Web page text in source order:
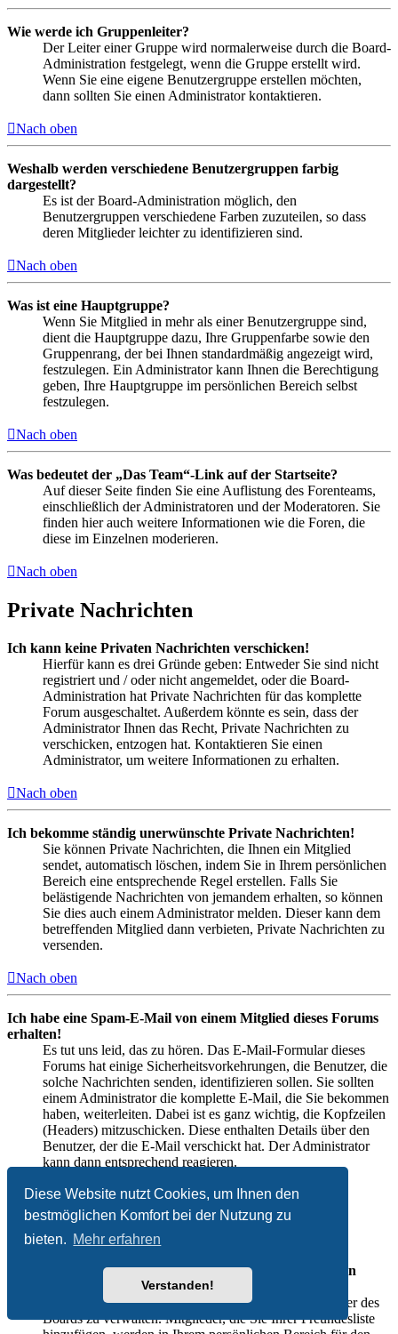
Diese Website nutzt Cookies, um Ihnen den
bestmöglichen Komfort bei der Nutzung zu
bieten. Mehr erfahren
Verstanden!
Wie werde ich Gruppenleiter?
Der Leiter einer Gruppe wird normalerweise durch die Board-
Administration festgelegt, wenn die Gruppe erstellt wird.
Wenn Sie eine eigene Benutzergruppe erstellen möchten,
dann sollten Sie einen Administrator kontaktieren.
Nach oben
Weshalb werden verschiedene Benutzergruppen farbig
dargestellt?
Es ist der Board-Administration möglich, den
Benutzergruppen verschiedene Farben zuzuteilen, so dass
deren Mitglieder leichter zu identifizieren sind.
Nach oben
Was ist eine Hauptgruppe?
Wenn Sie Mitglied in mehr als einer Benutzergruppe sind,
dient die Hauptgruppe dazu, Ihre Gruppenfarbe sowie den
Gruppenrang, der bei Ihnen standardmäßig angezeigt wird,
festzulegen. Ein Administrator kann Ihnen die Berechtigung
geben, Ihre Hauptgruppe im persönlichen Bereich selbst
festzulegen.
Nach oben
Was bedeutet der „Das Team“-Link auf der Startseite?
Auf dieser Seite finden Sie eine Auflistung des Forenteams,
einschließlich der Administratoren und der Moderatoren. Sie
finden hier auch weitere Informationen wie die Foren, die
diese im Einzelnen moderieren.
Nach oben
Private Nachrichten
Ich kann keine Privaten Nachrichten verschicken!
Hierfür kann es drei Gründe geben: Entweder Sie sind nicht
registriert und / oder nicht angemeldet, oder die Board-
Administration hat Private Nachrichten für das komplette
Forum ausgeschaltet. Außerdem könnte es sein, dass der
Administrator Ihnen das Recht, Private Nachrichten zu
verschicken, entzogen hat. Kontaktieren Sie einen
Administrator, um weitere Informationen zu erhalten.
Nach oben
Ich bekomme ständig unerwünschte Private Nachrichten!
Sie können Private Nachrichten, die Ihnen ein Mitglied
sendet, automatisch löschen, indem Sie in Ihrem persönlichen
Bereich eine entsprechende Regel erstellen. Falls Sie
belästigende Nachrichten von jemandem erhalten, so können
Sie dies auch einem Administrator melden. Dieser kann dem
betreffenden Mitglied dann verbieten, Private Nachrichten zu
versenden.
Nach oben
Ich habe eine Spam-E-Mail von einem Mitglied dieses Forums
erhalten!
Es tut uns leid, das zu hören. Das E-Mail-Formular dieses
Forums hat einige Sicherheitsvorkehrungen, die Benutzer, die
solche Nachrichten senden, identifizieren sollen. Sie sollten
einem Administrator die komplette E-Mail, die Sie bekommen
haben, weiterleiten. Dabei ist es ganz wichtig, die Kopfzeilen
(Headers) mitzuschicken. Diese enthalten Details über den
Benutzer, der die E-Mail verschickt hat. Der Administrator
kann dann entsprechend reagieren.
Nach oben
Freunde und ignorierte Mitglieder
Wozu benötige ich die Listen der Freunde und ignorierten
Sie können diese Listen benutzen, um andere Mitglieder des
Boards zu verwalten. Mitglieder, die Sie Ihrer Freundesliste